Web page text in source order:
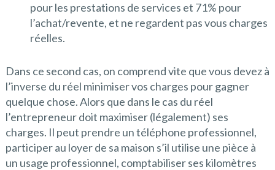
pour les prestations de services et 71% pour
l’achat/revente, et ne regardent pas vous charges
réelles.
Dans ce second cas, on comprend vite que vous devez à
l’inverse du réel minimiser vos charges pour gagner
quelque chose. Alors que dans le cas du réel
l’entrepreneur doit maximiser (légalement) ses
charges. Il peut prendre un téléphone professionnel,
participer au loyer de sa maison s’il utilise une pièce à
un usage professionnel, comptabiliser ses kilomètres